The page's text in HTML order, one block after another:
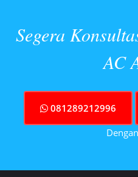
Segera
AC
081289212996